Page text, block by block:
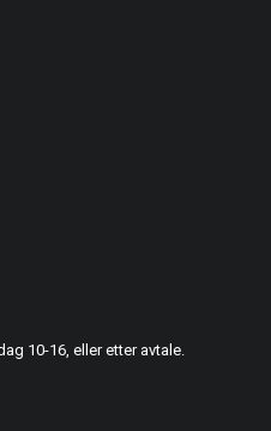
10-16, eller etter avtale.